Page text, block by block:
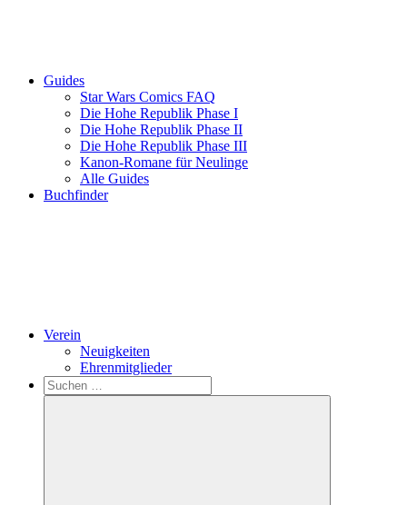
Guides
Star Wars Comics FAQ
Die Hohe Republik Phase I
Die Hohe Republik Phase II
Die Hohe Republik Phase III
Kanon-Romane für Neulinge
Alle Guides
Buchfinder
Verein
Neuigkeiten
Ehrenmitglieder
Search
Suchen
nach: